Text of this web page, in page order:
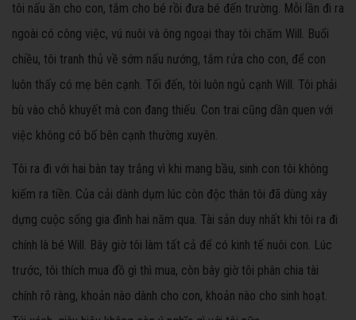
tôi nấu ăn cho con, tắm cho bé rồi đưa bé đến trường. Mỗi lần đi ra
ngoài có công việc, vú nuôi và ông ngoại thay tôi chăm Will. Buổi
chiều, tôi tranh thủ về sớm nấu nướng, tắm rửa cho con, để con
luôn thấy có mẹ bên cạnh. Tối đến, tôi luôn ngủ cạnh Will. Tôi phải
bù vào chỗ khuyết mà con đang thiếu. Con trai cũng dần quen với
việc không có bố bên cạnh thường xuyên.
Tôi ra đi với hai bàn tay trắng vì khi mang bầu, sinh con tôi không
kiếm ra tiền. Của cải dành dụm lúc còn độc thân tôi đã dùng xây
dựng cuộc sống gia đình hai năm qua. Tài sản duy nhất khi tôi ra đi
chính là bé Will. Bây giờ tôi làm tất cả để có kinh tế nuôi con. Lúc
trước, tôi thích mua đồ gì thì mua, còn bây giờ tôi phân chia tài
chính rõ ràng, khoản nào dành cho con, khoản nào cho sinh hoạt.